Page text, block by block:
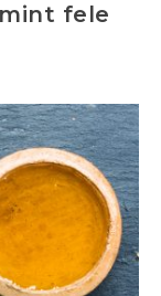
fele